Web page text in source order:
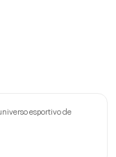
esportivo de